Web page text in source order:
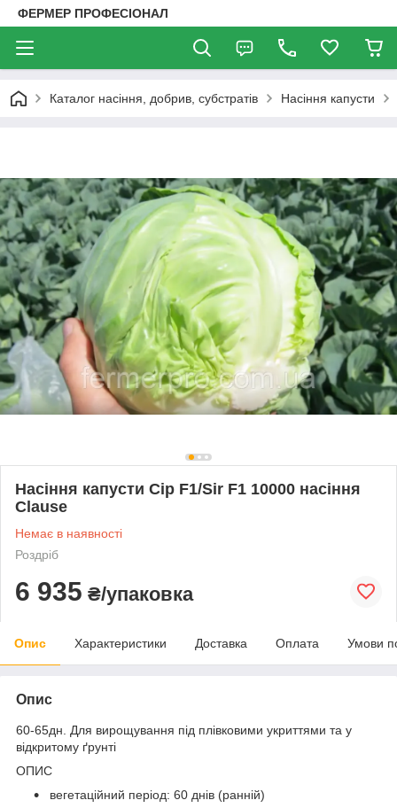
ФЕРМЕР ПРОФЕСІОНАЛ
Каталог насіння, добрив, субстратів Насіння капусти
Насіння капусти Сір F1/Sir F1 10000 насіння
Clause
Немає в наявності
Роздріб
6 935 ₴/упаковка
Опис Характеристики Доставка Оплата Умови
Опис
60-65дн. Для вирощування під плівковими укриттями та у
відкритому ґрунті
ОПИС
вегетаційний період: 60 днів (ранній)